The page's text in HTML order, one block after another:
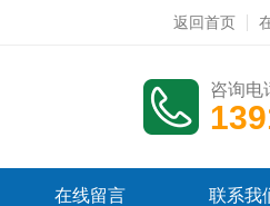
返回首页
咨询电
在线留言 联系我